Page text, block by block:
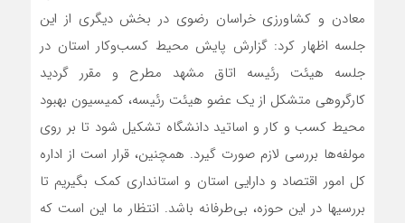
معادن و کشاورزی خراسان رضوی در بخش دیگری از این
جلسه اظهار کرد: گزارش پایش محیط کسب‌و‌کار استان در
جلسه هیئت رئیسه اتاق مشهد مطرح و مقرر گردید
کارگروهی متشکل از یک عضو هیئت رئیسه، کمیسیون بهبود
محیط کسب و کار و اساتید دانشگاه تشکیل شود تا بر روی
مولفه‌ها بررسی لازم صورت گیرد. همچنین، قرار است از اداره
کل امور اقتصاد و دارایی استان و استانداری کمک بگیریم تا
بررسی‎ها در این حوزه، بی‌طرفانه‌ باشد. انتظار ما این است که